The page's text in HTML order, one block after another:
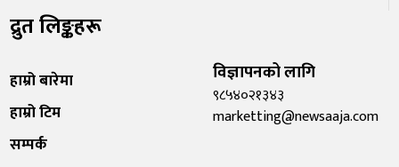
द्रुत लिङ्कहरू
हाम्रो बारेमा
हाम्रो टिम
सम्पर्क
विज्ञापनको लागि
९८५४०२१३४३
marketting@newsaaja.com